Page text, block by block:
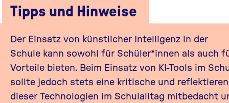
Tipps und Hinweise
Der Einsatz von künstlicher Intelligenz in der
Schule kann sowohl für Schüler*innen als auch
Vorteile bieten. Beim Einsatz von KI-Tools im
sollte jedoch stets eine kritische und
dieser Technologien im Schulalltag mitbedacht